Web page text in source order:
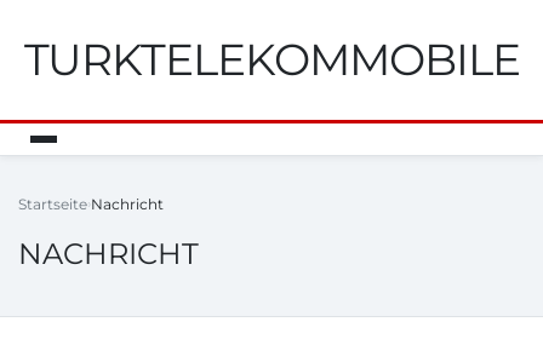
TURKTELEKOMMOBILE
Startseite Nachricht
NACHRICHT